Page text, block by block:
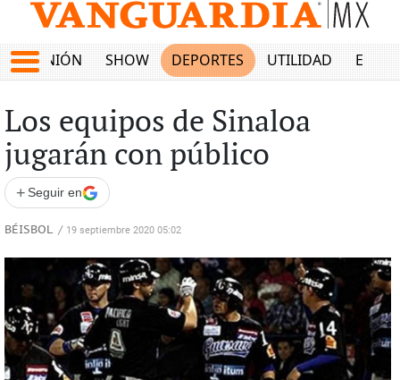
OPINIÓN SHOW DEPORTES UTILIDAD
Los equipos de Sinaloa
jugarán con público
+ Seguir en
BÉISBOL / 19 septiembre 2020 05:02